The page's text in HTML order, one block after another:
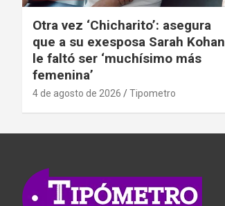
Otra vez ‘Chicharito’: asegura
que a su exesposa Sarah Kohan
le faltó ser ‘muchísimo más
femenina’
4 de agosto de 2026 Tipometro